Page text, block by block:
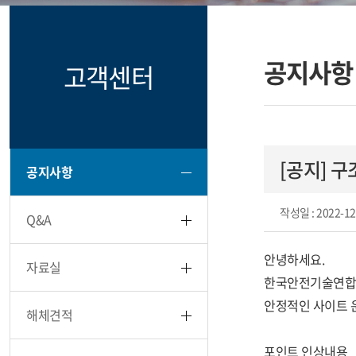
고객센터
공지사항
Q&A
자료실
해체견적
공지사항
[공지] 구
작성일 : 2022-
안녕하세요.
한국안전기술연
안정적인 사이트
포인트 인상내용